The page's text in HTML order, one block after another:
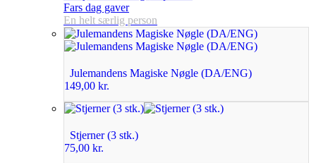
Fars dag gaver
En helt særlig person
Julemandens Magiske Nøgle (DA/ENG)
149,00 kr.
Stjerner (3 stk.)
75,00 kr.